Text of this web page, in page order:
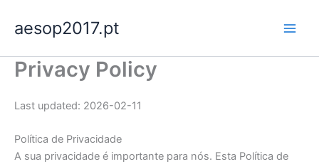
aesop2017.pt
Privacy Policy
Last updated: 2026-02-11
Política de Privacidade
A sua privacidade é importante para nós. Esta Política de